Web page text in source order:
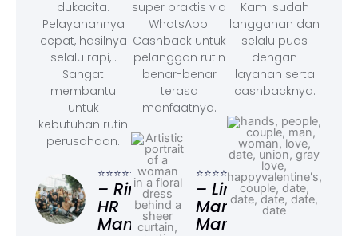
dukacita.
Pelayanannya
cepat, hasilnya
selalu rapi, .
Sangat
membantu
untuk
kebutuhan rutin
perusahaan.
⭐⭐⭐⭐⭐
– Rina,
HR
Manager
super praktis via
WhatsApp.
Cashback untuk
pelanggan rutin
benar-benar
terasa
manfaatnya.
⭐⭐⭐⭐⭐
– Linda,
Marketing
Manager
Kami sudah
langganan dan
selalu puas
dengan
layanan serta
cashbacknya.